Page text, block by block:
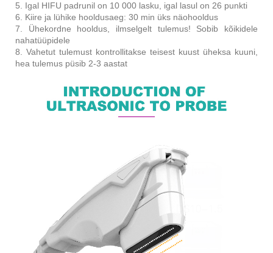
5. Igal HIFU padrunil on 10 000 lasku, igal lasul on 26 punkti
6. Kiire ja lühike hooldusaeg: 30 min üks näohooldus
7. Ühekordne hooldus, ilmselgelt tulemus! Sobib kõikidele
nahatüüpidele
8. Vahetut tulemust kontrollitakse teisest kuust üheksa kuuni,
hea tulemus püsib 2-3 aastat